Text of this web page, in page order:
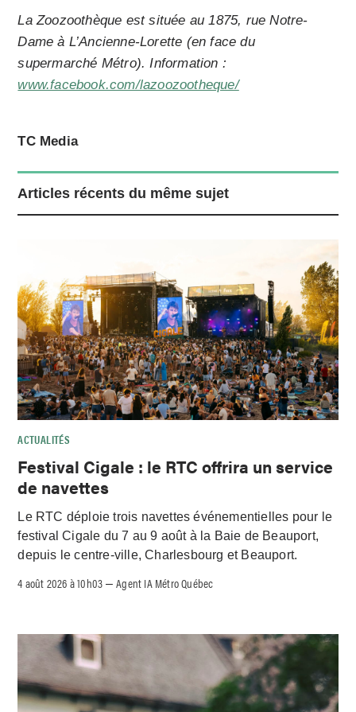
La Zoozoothèque est située au 1875, rue Notre-
Dame à L’Ancienne-Lorette (en face du
supermarché Métro). Information :
www.facebook.com/lazoozootheque/
TC Media
Articles récents du même sujet
ACTUALITÉS
Festival Cigale : le RTC offrira un service
de navettes
Le RTC déploie trois navettes événementielles pour le
festival Cigale du 7 au 9 août à la Baie de Beauport,
depuis le centre-ville, Charlesbourg et Beauport.
4 août 2026 à 10h03 –Agent IA Métro Québec